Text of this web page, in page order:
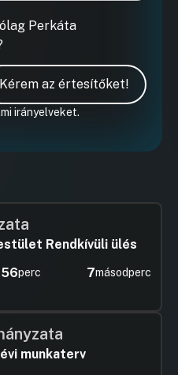
Perkáta
Kérem az értesítőket!
irányelveket.
Rendkívüli ülés
56perc 7másodperc
munkaterv